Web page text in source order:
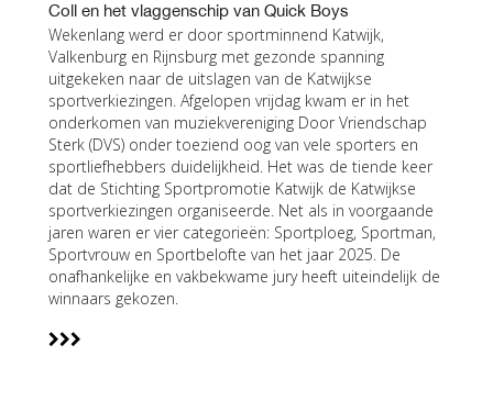
Coll en het vlaggenschip van Quick Boys
Wekenlang werd er door sportminnend Katwijk,
Valkenburg en Rijnsburg met gezonde spanning
uitgekeken naar de uitslagen van de Katwijkse
sportverkiezingen. Afgelopen vrijdag kwam er in het
onderkomen van muziekvereniging Door Vriendschap
Sterk (DVS) onder toeziend oog van vele sporters en
sportliefhebbers duidelijkheid. Het was de tiende keer
dat de Stichting Sportpromotie Katwijk de Katwijkse
sportverkiezingen organiseerde. Net als in voorgaande
jaren waren er vier categorieën: Sportploeg, Sportman,
Sportvrouw en Sportbelofte van het jaar 2025. De
onafhankelijke en vakbekwame jury heeft uiteindelijk de
winnaars gekozen.